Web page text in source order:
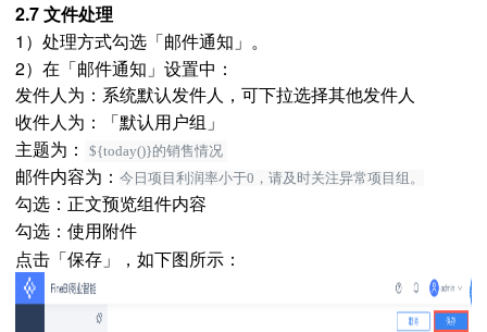
2.7 文件处理
1）处理方式勾选「邮件通知」。
2）在「邮件通知」设置中：
发件人为：系统默认发件人，可下拉选择其他发件人
收件人为：「默认用户组」
主题为：
${today()}的销售情况
邮件内容为： 今日项目利润率小于0，请及时关注异常项目组。
勾选：正文预览组件内容
勾选：使用附件
点击「保存」，如下图所示：